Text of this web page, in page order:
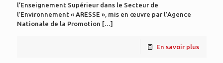
l’Enseignement Supérieur dans le Secteur de
l’Environnement « ARESSE », mis en œuvre par l’Agence
Nationale de la Promotion […]
En savoir plus